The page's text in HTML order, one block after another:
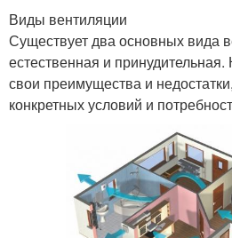
Виды вентиляции
Существует два основных вида
естественная и
свои преимущества и
конкретных условий и